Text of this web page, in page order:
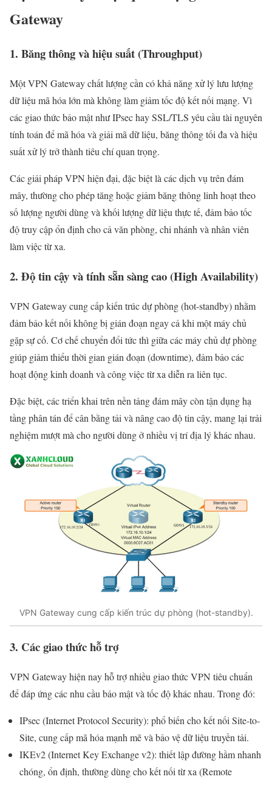
Gateway
1. Băng thông và hiệu suất (Throughput)
Một VPN Gateway chất lượng cần có khả năng xử lý lưu lượng
dữ liệu mã hóa lớn mà không làm giảm tốc độ kết nối mạng. Vì
các giao thức bảo mật như IPsec hay SSL/TLS yêu cầu tài nguyên
tính toán để mã hóa và giải mã dữ liệu, băng thông tối đa và hiệu
suất xử lý trở thành tiêu chí quan trọng.
Các giải pháp VPN hiện đại, đặc biệt là các dịch vụ trên đám
mây, thường cho phép tăng hoặc giảm băng thông linh hoạt theo
số lượng người dùng và khối lượng dữ liệu thực tế, đảm bảo tốc
độ truy cập ổn định cho cả văn phòng, chi nhánh và nhân viên
làm việc từ xa.
2. Độ tin cậy và tính sẵn sàng cao (High Availability)
VPN Gateway cung cấp kiến trúc dự phòng (hot-standby) nhằm
đảm bảo kết nối không bị gián đoạn ngay cả khi một máy chủ
gặp sự cố. Cơ chế chuyển đổi tức thì giữa các máy chủ dự phòng
giúp giảm thiểu thời gian gián đoạn (downtime), đảm bảo các
hoạt động kinh doanh và công việc từ xa diễn ra liên tục.
Đặc biệt, các triển khai trên nền tảng đám mây còn tận dụng hạ
tầng phân tán để cân bằng tải và nâng cao độ tin cậy, mang lại trải
nghiệm mượt mà cho người dùng ở nhiều vị trí địa lý khác nhau.
VPN Gateway cung cấp kiến trúc dự phòng (hot-standby).
3. Các giao thức hỗ trợ
VPN Gateway hiện nay hỗ trợ nhiều giao thức VPN tiêu chuẩn
để đáp ứng các nhu cầu bảo mật và tốc độ khác nhau. Trong đó:
IPsec (Internet Protocol Security): phổ biến cho kết nối Site-to-
Site, cung cấp mã hóa mạnh mẽ và bảo vệ dữ liệu truyền tải.
IKEv2 (Internet Key Exchange v2): thiết lập đường hầm nhanh
chóng, ổn định, thường dùng cho kết nối từ xa (Remote